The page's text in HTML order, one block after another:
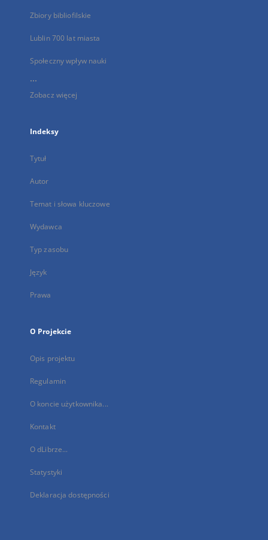
Zbiory bibliofilskie
Lublin 700 lat miasta
Społeczny wpływ nauki
...
Zobacz więcej
Indeksy
Tytuł
Autor
Temat i słowa kluczowe
Wydawca
Typ zasobu
Język
Prawa
O Projekcie
Opis projektu
Regulamin
O koncie użytkownika...
Kontakt
O dLibrze...
Statystyki
Deklaracja dostępności